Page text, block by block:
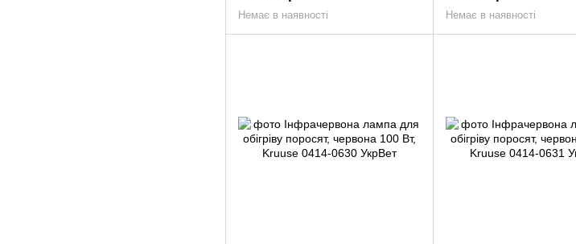
Немає в наявності Немає в наявності